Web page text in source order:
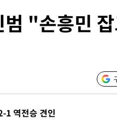
"손흥민
1 역전승 견인